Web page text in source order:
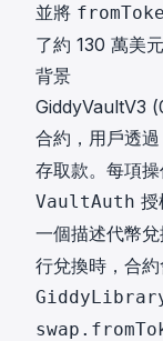
並將
了約 130 萬美元
背景
GiddyVaultV3 (
合約，用戶透過
存取款。每項
VaultAuth 授
一個描述代幣
行兌換時，合約